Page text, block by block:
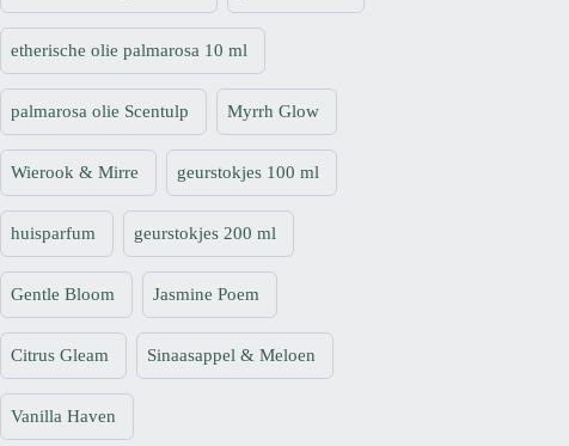
etherische olie palmarosa 10 ml
palmarosa olie Scentulp Myrrh Glow
Wierook & Mirre geurstokjes 100 ml
huisparfum geurstokjes 200 ml
Gentle Bloom Jasmine Poem
Citrus Gleam Sinaasappel & Meloen
Vanilla Haven